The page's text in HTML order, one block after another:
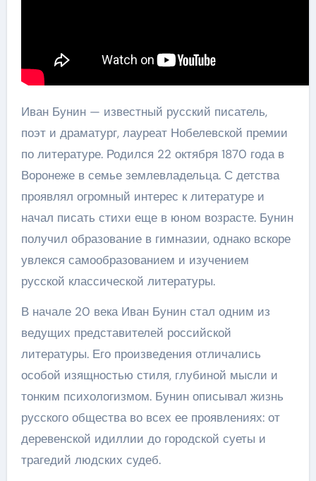
Иван Бунин — известный русский писатель,
поэт и драматург, лауреат Нобелевской премии
по литературе. Родился 22 октября 1870 года в
Воронеже в семье землевладельца. С детства
проявлял огромный интерес к литературе и
начал писать стихи еще в юном возрасте. Бунин
получил образование в гимназии, однако вскоре
увлекся самообразованием и изучением
русской классической литературы.
В начале 20 века Иван Бунин стал одним из
ведущих представителей российской
литературы. Его произведения отличались
особой изящностью стиля, глубиной мысли и
тонким психологизмом. Бунин описывал жизнь
русского общества во всех ее проявлениях: от
деревенской идиллии до городской суеты и
трагедий людских судеб.